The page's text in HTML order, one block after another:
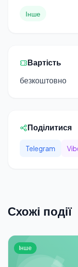
Інше
Вартість
безкоштовно
Поділитися
Telegram
Схожі події
Інше